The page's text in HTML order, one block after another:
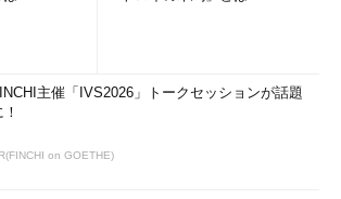
主催「IVS2026」トークセッションが話題
on GOETHE)